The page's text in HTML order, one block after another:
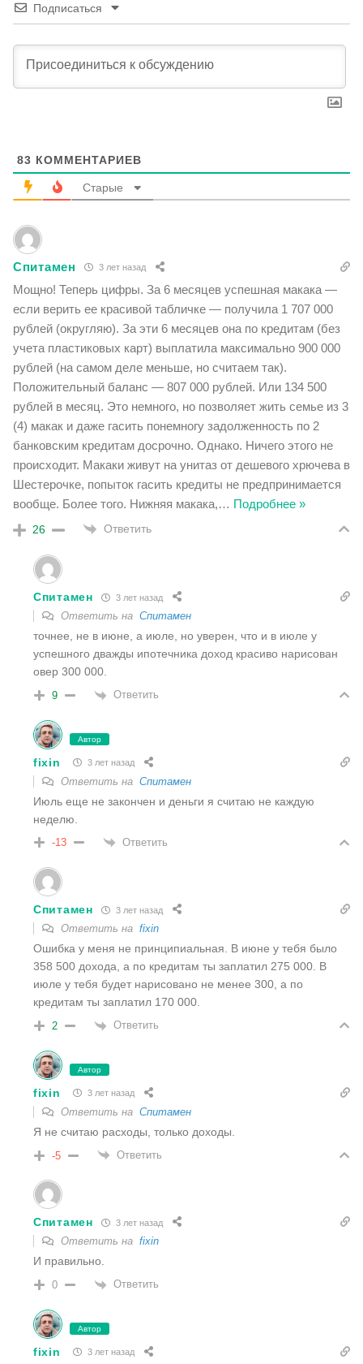
Подписаться
83 КОММЕНТАРИЕВ
Старые
Спитамен 3 лет назад
Мощно! Теперь цифры. За 6 месяцев успешная макака —
если верить ее красивой табличке — получила 1 707 000
рублей (округляю). За эти 6 месяцев она по кредитам (без
учета пластиковых карт) выплатила максимально 900 000
рублей (на самом деле меньше, но считаем так).
Положительный баланс — 807 000 рублей. Или 134 500
рублей в месяц. Это немного, но позволяет жить семье из 3
(4) макак и даже гасить понемногу задолженность по 2
банковским кредитам досрочно. Однако. Ничего этого не
происходит. Макаки живут на унитаз от дешевого хрючева в
Шестерочке, попыток гасить кредиты не предпринимается
вообще. Более того. Нижняя макака,… Подробнее »
26 Ответить
Спитамен 3 лет назад
Ответить на Спитамен
точнее, не в июне, а июле, но уверен, что и в июле у
успешного дважды ипотечника доход красиво нарисован
овер 300 000.
9 Ответить
Автор
fixin 3 лет назад
Ответить на Спитамен
Июль еще не закончен и деньги я считаю не каждую
неделю.
-13 Ответить
Спитамен 3 лет назад
Ответить на fixin
Ошибка у меня не принципиальная. В июне у тебя было
358 500 дохода, а по кредитам ты заплатил 275 000. В
июле у тебя будет нарисовано не менее 300, а по
кредитам ты заплатил 170 000.
2 Ответить
Автор
fixin 3 лет назад
Ответить на Спитамен
Я не считаю расходы, только доходы.
-5 Ответить
Спитамен 3 лет назад
Ответить на fixin
И правильно.
0 Ответить
Автор
fixin 3 лет назад